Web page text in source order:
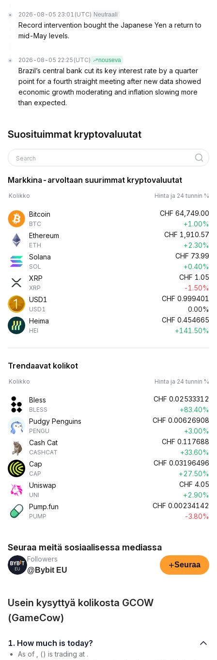
2026-08-05 23:01 (UTC) Neutraali
Record intervention bought the Japanese Yen a return to
mid-May levels.
2026-08-05 22:25 (UTC) nouseva
Brazil’s central bank cut its key interest rate by a quarter
point for a fourth straight meeting after new data showed
economic growth moderating and inflation slowing more
than expected.
Suosituimmat kryptovaluutat
Search
Markkina-arvoltaan suurimmat kryptovaluutat
Kolikko Hinta ja 24 tunnin %
Bitcoin
BTC
CHF 64,749.00
+1.00%
Ethereum
ETH
CHF 1,910.57
+2.30%
Solana
SOL
CHF 73.99
+0.40%
XRP
XRP
CHF 1.05
-1.50%
USD1
USD1
CHF 0.999401
0.00%
Heima
HEI
CHF 0.454665
+141.50%
Trendaavat kolikot
Kolikko Hinta ja 24 tunnin %
Bless
BLESS
CHF 0.02533312
+83.40%
Pudgy Penguins
PENGU
CHF 0.00626908
+3.00%
Cash Cat
CASHCAT
CHF 0.117688
+33.60%
Cap
CAP
CHF 0.03196496
+27.50%
Uniswap
UNI
CHF 4.05
+2.90%
Pump.fun
PUMP
CHF 0.00234142
-3.80%
Seuraa meitä sosiaalisessa mediassa
Followers
@Bybit EU
+Seuraa
Usein kysyttyä kolikosta GCOW
(GameCow)
1. How much is today?
As of , () is trading at .